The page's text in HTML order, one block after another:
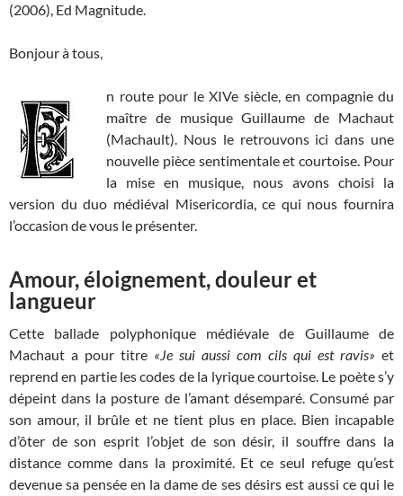
(2006), Ed Magnitude.
Bonjour à tous,
n route pour le XIVe siècle, en compagnie du
maître de musique Guillaume de Machaut
(Machault). Nous le retrouvons ici dans une
nouvelle pièce sentimentale et courtoise. Pour
la mise en musique, nous avons choisi la
version du duo médiéval Misericordia, ce qui nous fournira
l’occasion de vous le présenter.
Amour, éloignement, douleur et
langueur
Cette ballade polyphonique médiévale de Guillaume de
Machaut a pour titre «Je sui aussi com cils qui est ravis» et
reprend en partie les codes de la lyrique courtoise. Le poète s’y
dépeint dans la posture de l’amant désemparé. Consumé par
son amour, il brûle et ne tient plus en place. Bien incapable
d’ôter de son esprit l’objet de son désir, il souffre dans la
distance comme dans la proximité. Et ce seul refuge qu’est
devenue sa pensée en la dame de ses désirs est aussi ce qui le